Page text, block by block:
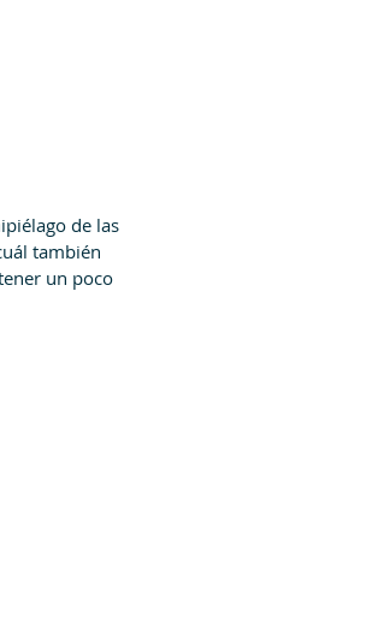
de las
también
un poco